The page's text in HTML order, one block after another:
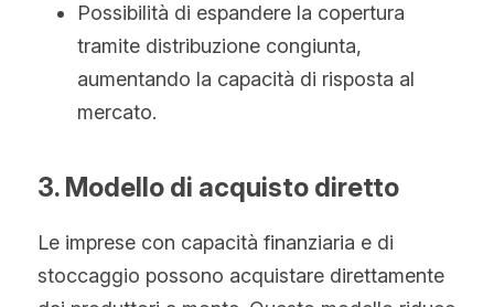
Possibilità di espandere la copertura
tramite distribuzione congiunta,
aumentando la capacità di risposta al
mercato.
3. Modello di acquisto diretto
Le imprese con capacità finanziaria e di
stoccaggio possono acquistare direttamente